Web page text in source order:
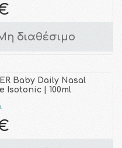
διαθέσιμο
Baby Daily Nasal
Isotonic | 100ml